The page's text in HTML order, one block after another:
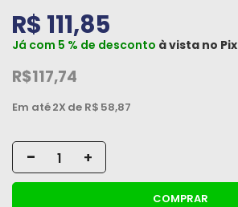
R$ 111,85
Já com 5 % de desconto à vista no Pix
R$117,74
Em até2X de R$ 58,87
- +
COMPRAR